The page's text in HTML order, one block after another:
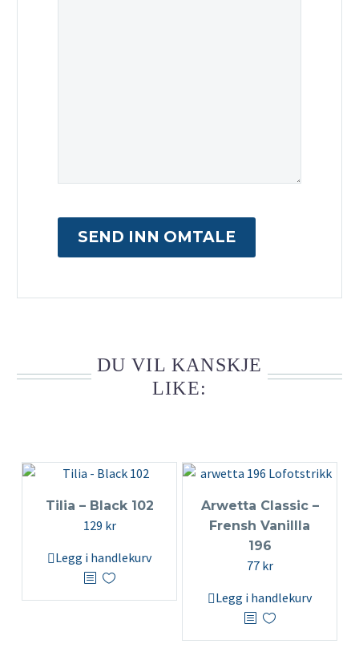
SEND INN OMTALE
DU VIL KANSKJE
LIKE:
Tilia – Black 102
129 kr
Legg i handlekurv
Arwetta Classic –
Frensh Vanillla
196
77 kr
Legg i handlekurv